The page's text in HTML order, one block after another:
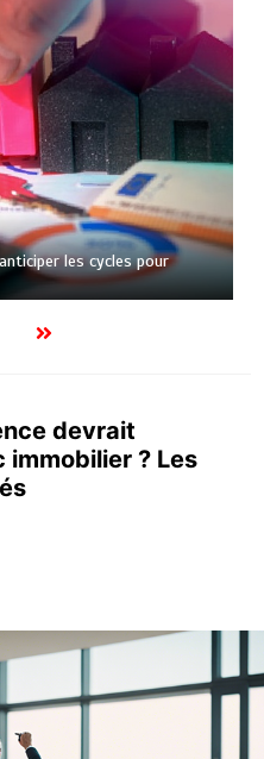
les cycles pour
devrait
? Les